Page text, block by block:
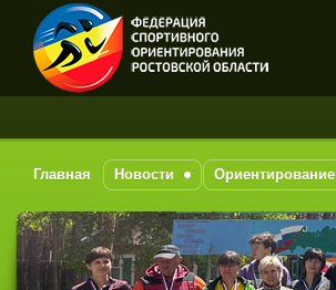
Спортивное
на-Дону
Главная Новости Ориентирование